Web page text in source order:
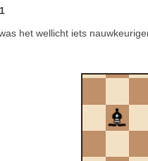
het wellicht iets